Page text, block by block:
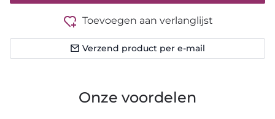
Toevoegen aan verlanglijst
Verzend product per e-mail
Onze voordelen